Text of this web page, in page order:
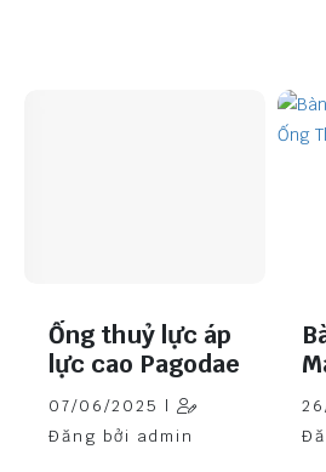
Ống thuỷ lực áp
lực cao Pagodae
07/06/2025 |
Đăng bởi admin